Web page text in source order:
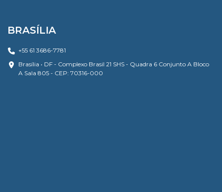
BRASÍLIA
+55 61 3686-7781
Brasília • DF - Complexo Brasil 21 SHS - Quadra 6 Conjunto A Bloco
A Sala 805 - CEP: 70316-000